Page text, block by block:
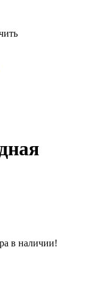
в наличии!